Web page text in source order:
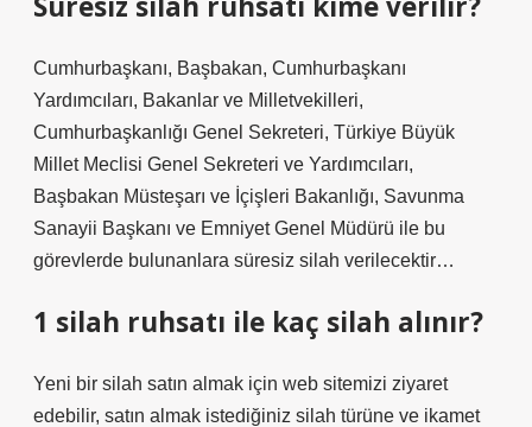
Cumhurbaşkanı, Başbakan, Cumhurbaşkanı
Yardımcıları, Bakanlar ve Milletvekilleri,
Cumhurbaşkanlığı Genel Sekreteri, Türkiye Büyük
Millet Meclisi Genel Sekreteri ve Yardımcıları,
Başbakan Müsteşarı ve İçişleri Bakanlığı, Savunma
Sanayii Başkanı ve Emniyet Genel Müdürü ile bu
görevlerde bulunanlara süresiz silah verilecektir…
1 silah ruhsatı ile kaç silah alınır?
Yeni bir silah satın almak için web sitemizi ziyaret
edebilir, satın almak istediğiniz silah türüne ve ikamet